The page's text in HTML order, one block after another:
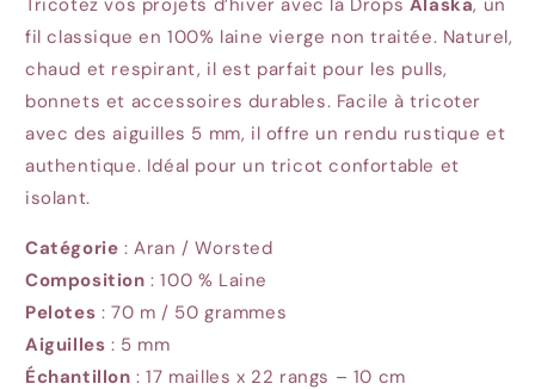
Tricotez vos projets d’hiver avec la Drops Alaska, un
fil classique en 100% laine vierge non traitée. Naturel,
chaud et respirant, il est parfait pour les pulls,
bonnets et accessoires durables. Facile à tricoter
avec des aiguilles 5 mm, il offre un rendu rustique et
authentique. Idéal pour un tricot confortable et
isolant.
Catégorie : Aran / Worsted
Composition : 100 % Laine
Pelotes : 70 m / 50 grammes
Aiguilles : 5 mm
Échantillon :17 mailles x 22 rangs – 10 cm